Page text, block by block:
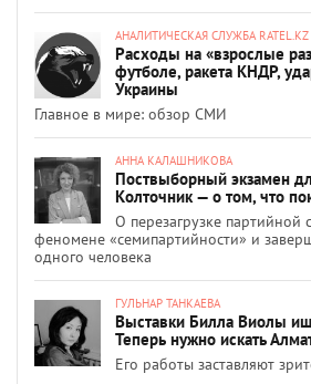
АНАЛИТИЧЕСКАЯ СЛУЖБА RATEL.KZ
Расходы на «взрослые
футболе, ракета КНДР,
Украины
Главное в мире: обзор СМИ
АННА КАЛАШНИКОВА
Поствыборный экзамен
Колточник — о том, что
О перезагрузке партийной
феномене «семипартийности» и
одного человека
ГУЛЬНАР ТАНКАЕВА
Выставки Билла Виолы
Теперь нужно искать
Его работы заставляют